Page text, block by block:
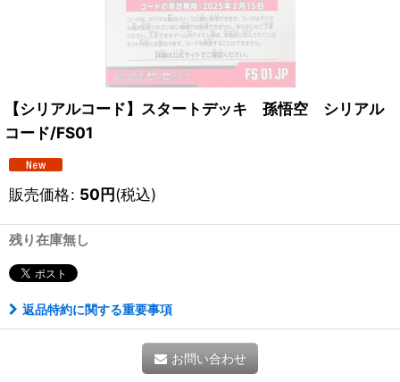
【シリアルコード】スタートデッキ 孫悟空 シリアル
コード/FS01
販売価格: 50円(税込)
残り在庫無し
返品特約に関する重要事項
お問い合わせ